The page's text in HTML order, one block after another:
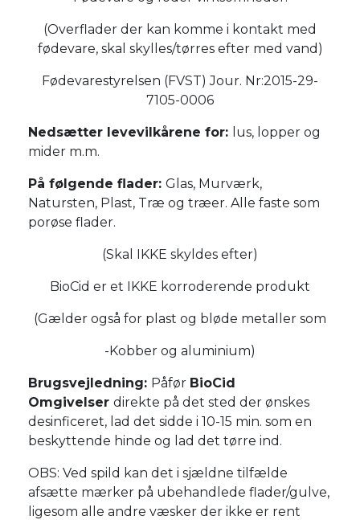
(Overflader der kan komme i kontakt med
fødevare, skal skylles/tørres efter med vand)
Fødevarestyrelsen (FVST) Jour. Nr:2015-29-
7105-0006
Nedsætter levevilkårene for: lus, lopper og
mider m.m.
På følgende flader: Glas, Murværk,
Natursten, Plast, Træ og træer. Alle faste som
porøse flader.
(Skal IKKE skyldes efter)
BioCid er et IKKE korroderende produkt
(Gælder også for plast og bløde metaller som
-Kobber og aluminium)
Brugsvejledning: Påfør BioCid
Omgivelser direkte på det sted der ønskes
desinficeret, lad det sidde i 10-15 min. som en
beskyttende hinde og lad det tørre ind.
OBS: Ved spild kan det i sjældne tilfælde
afsætte mærker på ubehandlede flader/gulve,
ligesom alle andre væsker der ikke er rent